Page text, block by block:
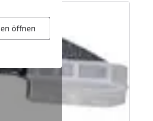
öffnen